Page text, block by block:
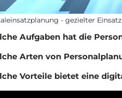
- gezielter
Aufgaben hat die
Arten von
Vorteile bietet eine